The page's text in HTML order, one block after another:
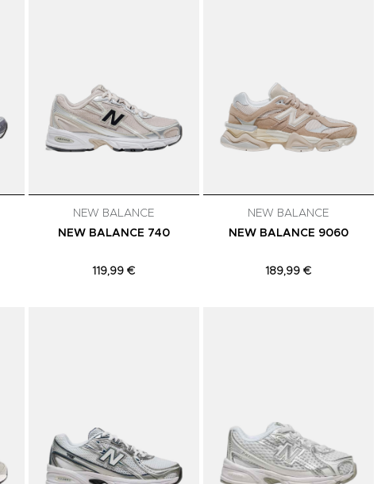
NEW BALANCE
NEW BALANCE 740
119,99 €
NEW BALANCE
NEW BALANCE 9060
189,99 €